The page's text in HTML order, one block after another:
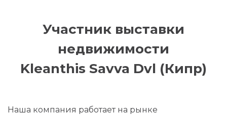
Участник выставки
недвижимости
Kleanthis Savva Dvl (Кипр)
Наша компания работает на рынке